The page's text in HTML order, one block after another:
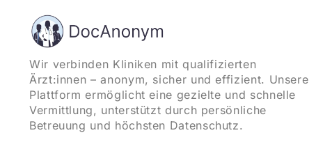
Wir verbinden Kliniken mit qualifizierten
Ärzt:innen – anonym, sicher und effizient. Unsere
Plattform ermöglicht eine gezielte und schnelle
Vermittlung, unterstützt durch persönliche
Betreuung und höchsten Datenschutz.